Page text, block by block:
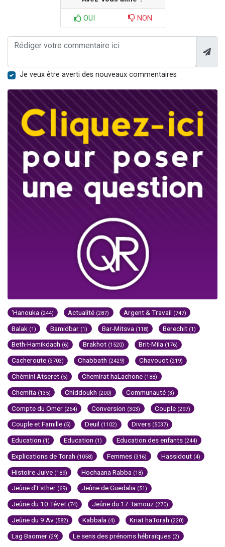
OUI NON
Je veux être averti des nouveaux commentaires
'Hanouka (244) Actualité (287) Argent & Travail (747)
Balak (1) Bamidbar (1) Bar-Mitsva (118) Berechit (1)
Beth-Hamikdach (6) Brakhot (1520) Brit-Mila (176)
Cacheroute (3703) Chabbath (2429) Chavouot (219)
Chémini Atseret (5) Chemirat haLachone (188)
Chemita (135) Chiddoukh (200) Communauté (3)
Compte du Omer (264) Conversion (303) Couple (297)
Couple et Famille (5) Deuil (1102) Divers (5037)
Education (1) Education (1) Education des enfants (244)
Explications de Torah (1058) Femmes (316) Hassidout (4)
Histoire Juive (189) Hochaana Rabba (18)
Jeûne d'Esther (69) Jeûne de Guedalia (51)
Jeûne du 10 Tévet (74) Jeûne du 17 Tamouz (270)
Jeûne du 9 Av (582) Kabbala (4) Kriat haTorah (220)
Lag Baomer (29) Le sens des prénoms hébraïques (2)